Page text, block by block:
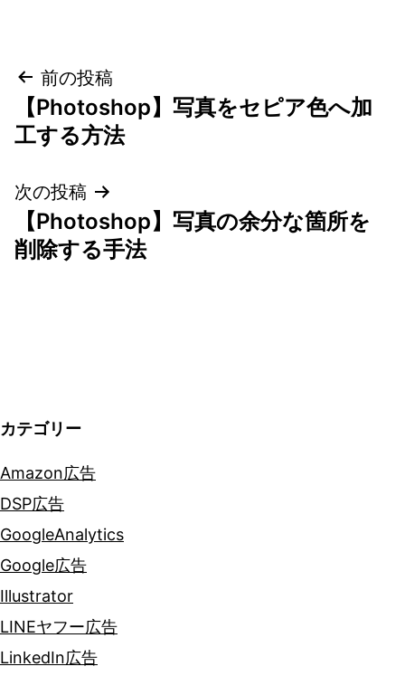
投
稿
ビ
ゲ
ン
前の投稿
【Photoshop】写真をセピア色へ加
工する方法
次の投稿
【Photoshop】写真の余分な箇所を
削除する手法
カテゴリー
Amazon広告
DSP広告
GoogleAnalytics
Google広告
Illustrator
LINEヤフー広告
LinkedIn広告